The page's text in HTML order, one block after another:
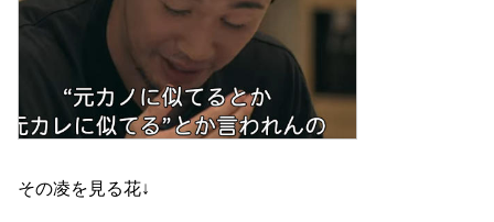
その凌を見る花↓